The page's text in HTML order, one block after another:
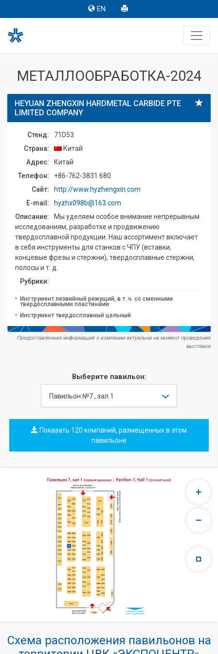
EN
МЕТАЛЛООБРАБОТКА-2024
HEYUAN ZHENGXIN HARDMETAL CARBIDE PTE
LIMITED COMPANY
Стенд:
71D53
Страна:
Китай
Адрес:
Китай
Телефон:
+86-762-3831 680
Сайт:
http://www.hyzhengxin.com
E-mail:
hyzhx098b@163.com
Описание:
Мы уделяем особое внимание непрерывным
исследованиям, разработке и продвижению
твердосплавной продукции. Наш ассортимент включает
в себя инструменты для станков с ЧПУ (вставки,
концевые фрезы и стержни), твердосплавные стержни,
полосы и т. д.
Рубрики:
Инструмент лезвийный режущий, в т. ч. со сменными
твердосплавными пластинами
Инструмент твердосплавный цельный
Предоставленная информация о компании актуальна на момент проведения
выставки
Выберите павильон:
Павильон №7 , зал 1
Показать 120 компаний, размещенных в этом
павильоне
Схема расположения павильонов на